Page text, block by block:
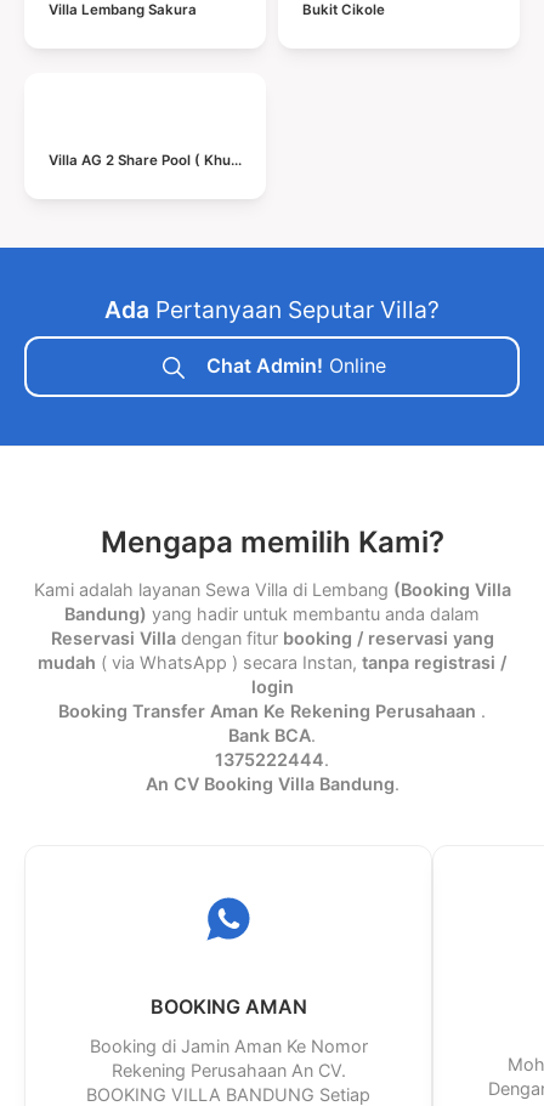
Villa Lembang Sakura Bukit Cikole
Villa AG 2 Share Pool ( Khusus Keluarga )
Ada Pertanyaan Seputar Villa?
Chat Admin! Online
Mengapa memilih Kami?
Kami adalah layanan Sewa Villa di Lembang (Booking Villa
Bandung) yang hadir untuk membantu anda dalam
Reservasi Villadengan fitur booking / reservasi yang
mudah ( via WhatsApp ) secara Instan, tanpa registrasi /
login
Booking Transfer Aman Ke Rekening Perusahaan .
Bank BCA.
1375222444.
An CV Booking Villa Bandung.
BOOKING AMAN
Booking di Jamin Aman Ke Nomor
Rekening Perusahaan An CV.
BOOKING VILLA BANDUNG Setiap